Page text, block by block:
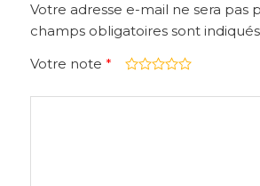
Votre adresse e-mail ne sera pas
champs obligatoires sont
Votre note *